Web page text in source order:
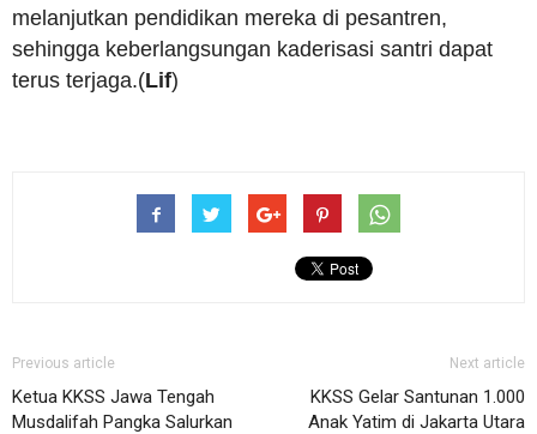
melanjutkan pendidikan mereka di pesantren,
sehingga keberlangsungan kaderisasi santri dapat
terus terjaga.(Lif)
Previous article
Ketua KKSS Jawa Tengah
Musdalifah Pangka Salurkan
Next article
KKSS Gelar Santunan 1.000
Anak Yatim di Jakarta Utara